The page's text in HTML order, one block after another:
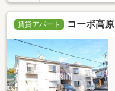
賃貸アパート コーポ高原